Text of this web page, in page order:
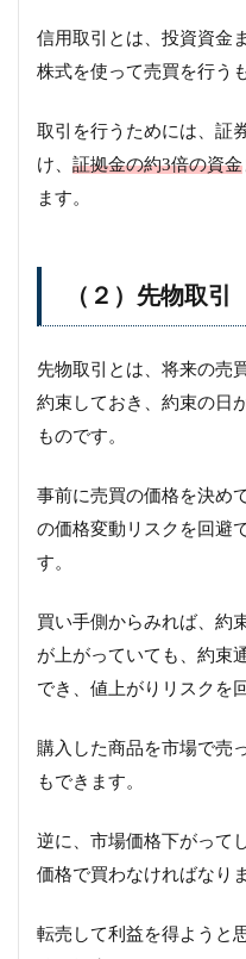
信用取引とは、投資資金
株式を使って売買を行う
取引を行うためには、証
け、 証拠金の約3倍の資金
ます。
（２）先物取引
先物取引とは、将来の売
約束しておき、約束の日
ものです。
事前に売買の価格を決め
の価格変動リスクを回避
す。
買い手側からみれば、約
が上がっていても、約束
でき、値上がりリスクを
購入した商品を市場で売
もできます。
逆に、市場価格下がって
価格で買わなければなり
転売して利益を得ようと